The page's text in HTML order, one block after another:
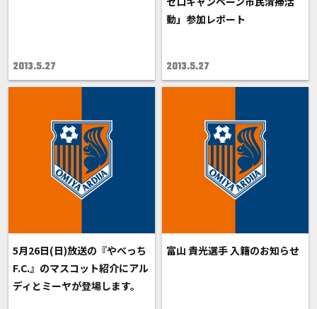
2013.5.27
動」参加レポート
2013.5.27
5月26日(日)放送の『やべっち
F.C.』のマスコット紹介にアル
ディとミーヤが登場します。
富山 貴光選手 入籍のお知らせ